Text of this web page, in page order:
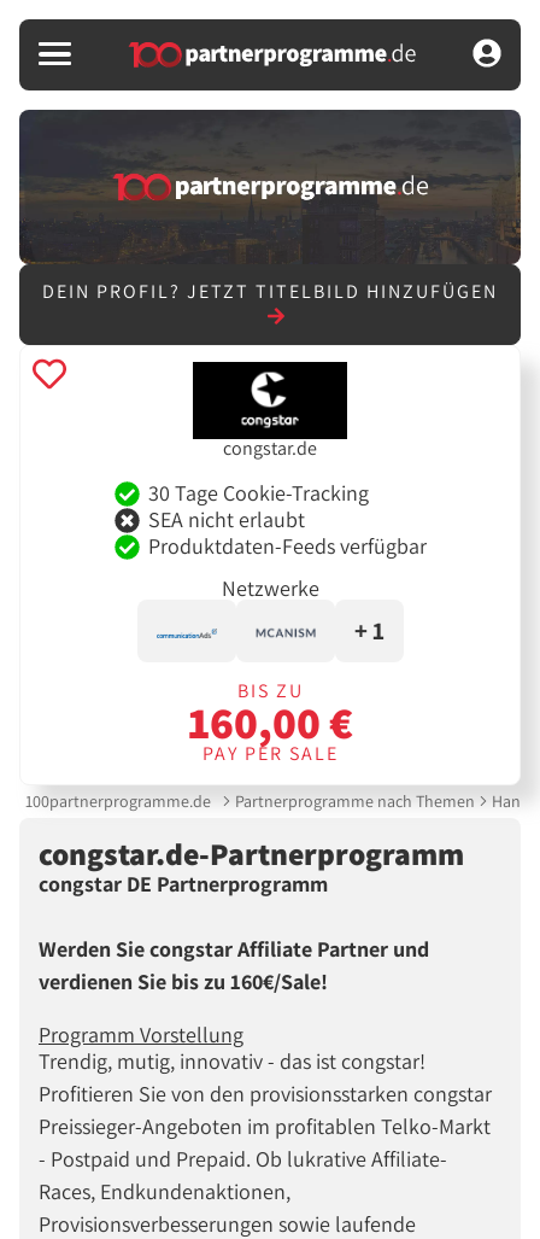
DEIN PROFIL? JETZT TITELBILD HINZUFÜGEN
congstar.de
30 Tage Cookie-Tracking
SEA nicht erlaubt
Produktdaten-Feeds verfügbar
Netzwerke
+ 1
BIS ZU
160,00 €
PAY PER SALE
100partnerprogramme.de Partnerprogramme nach Themen
congstar.de-Partnerprogramm
congstar DE Partnerprogramm
Werden Sie congstar Affiliate Partner und
verdienen Sie bis zu 160€/Sale!
Programm Vorstellung
Trendig, mutig, innovativ - das ist congstar!
Profitieren Sie von den provisionsstarken congstar
Preissieger-Angeboten im profitablen Telko-Markt
- Postpaid und Prepaid. Ob lukrative Affiliate-
Races, Endkundenaktionen,
Provisionsverbesserungen sowie laufende